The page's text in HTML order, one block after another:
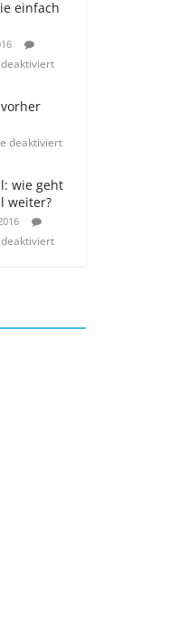
einfach
deaktiviert
wie geht
weiter?